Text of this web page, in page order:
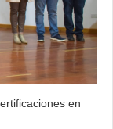
en